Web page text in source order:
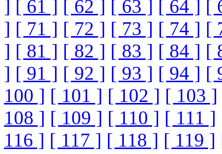
] [ 61 ] [ 62 ] [ 63 ] [ 64 ] [
] [ 71 ] [ 72 ] [ 73 ] [ 74 ] [
] [ 81 ] [ 82 ] [ 83 ] [ 84 ] [
] [ 91 ] [ 92 ] [ 93 ] [ 94 ] [
100 ] [ 101 ] [ 102 ] [ 103 ]
108 ] [ 109 ] [ 110 ] [ 111 ]
116 ] [ 117 ] [ 118 ] [ 119 ]